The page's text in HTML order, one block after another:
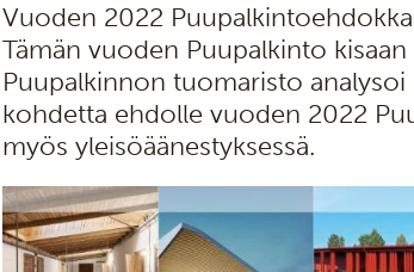
Vuoden 2022
Tämän vuoden Puupalkinto
Puupalkinnon tuomaristo
kohdetta ehdolle vuoden 2022
myös yleisöäänestyksessä.